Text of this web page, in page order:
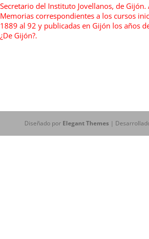
Secretario del Instituto Jovellanos, de
Memorias correspondientes a los cursos
1889 al 92 y publicadas en Gijón los años
¿De Gijón?.
Diseñado por Elegant Themes|